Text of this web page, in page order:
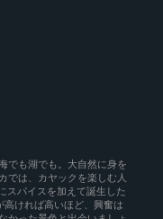
でも湖でも。大自然に身を
では、カヤックを楽しむ人
スパイスを加えて誕生した
高ければ高いほど、興奮は